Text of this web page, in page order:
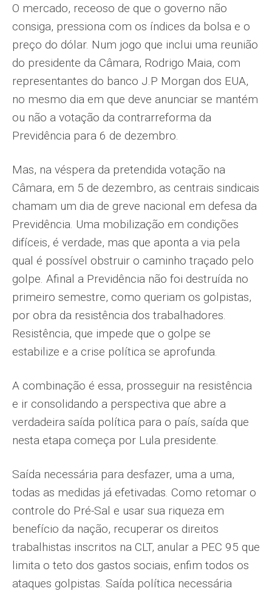
O mercado, receoso de que o governo não
consiga, pressiona com os índices da bolsa e o
preço do dólar. Num jogo que inclui uma reu­nião
do presidente da Câmara, Rodrigo Maia, com
representantes do banco J.P Morgan dos EUA,
no mesmo dia em que deve anunciar se mantém
ou não a votação da contrarreforma da
Previdência para 6 de dezembro.
Mas, na véspera da pretendida votação na
Câmara, em 5 de dezembro, as centrais sindicais
chamam um dia de greve nacional em defesa da
Previdência. Uma mobilização em condições
difíceis, é verdade, mas que aponta a via pela
qual é possível obstruir o caminho traçado pelo
golpe. Afinal a Previ­dência não foi destruída no
primeiro semes­tre, como queriam os golpistas,
por obra da resistência dos trabalhadores.
Resistência, que impede que o golpe se
estabilize e a crise política se aprofunda.
A combinação é essa, prosseguir na resis­tência
e ir consolidando a perspectiva que abre a
verdadeira saída política para o país, saída que
nesta etapa começa por Lula pre­sidente.
Saída necessária para desfazer, uma a uma,
todas as medidas já efetivadas. Como reto­mar o
controle do Pré-Sal e usar sua riqueza em
benefício da nação, recuperar os direitos
trabalhistas inscritos na CLT, anular a PEC 95 que
limita o teto dos gastos sociais, enfim todos os
ataques golpistas. Saída política ne­cessária